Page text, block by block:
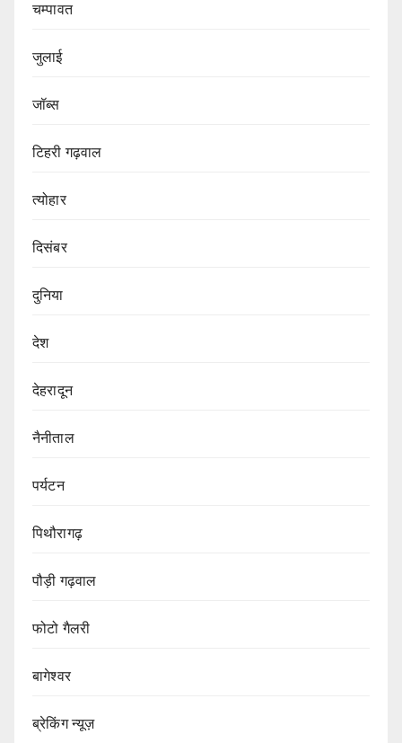
चम्पावत
जुलाई
जॉब्स
टिहरी गढ़वाल
त्योहार
दिसंबर
दुनिया
देश
देहरादून
नैनीताल
पर्यटन
पिथौरागढ़
पौड़ी गढ़वाल
फोटो गैलरी
बागेश्वर
ब्रेकिंग न्यूज़